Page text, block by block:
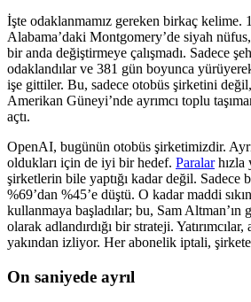
İşte odaklanmamız gereken birkaç kelime.
Alabama’daki Montgomery’de siyah
bir anda değiştirmeye çalışmadı. Sadece
odaklandılar ve 381 gün boyunca
işe gittiler. Bu, sadece otobüs şirketini
Amerikan Güneyi’nde ayrımcı toplu
açtı.
OpenAI, bugünün otobüs şirketimizdir.
oldukları için de iyi bir hedef. Paralarhızla
şirketlerin bile yaptığı kadar değil. Sadece
%69’dan %45’e düştü. O kadar maddi
kullanmaya başladılar; bu, Sam Altman’ın
olarak adlandırdığı bir strateji. Yatırımcılar,
yakından izliyor. Her abonelik iptali,
On saniyede ayrıl